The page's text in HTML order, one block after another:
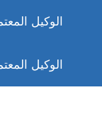
الوكيل
الوكيل